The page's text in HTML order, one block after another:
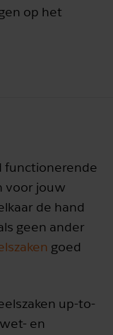
op het
functionerende
voor jouw
de hand
geen ander
goed
up-to-
en